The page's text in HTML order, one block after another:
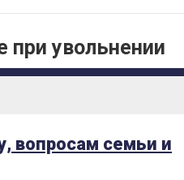
при увольнении
вопросам семьи и